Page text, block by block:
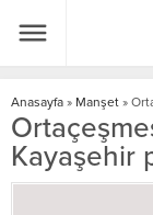
Anasayfa » Manşet »
Kayaşehir